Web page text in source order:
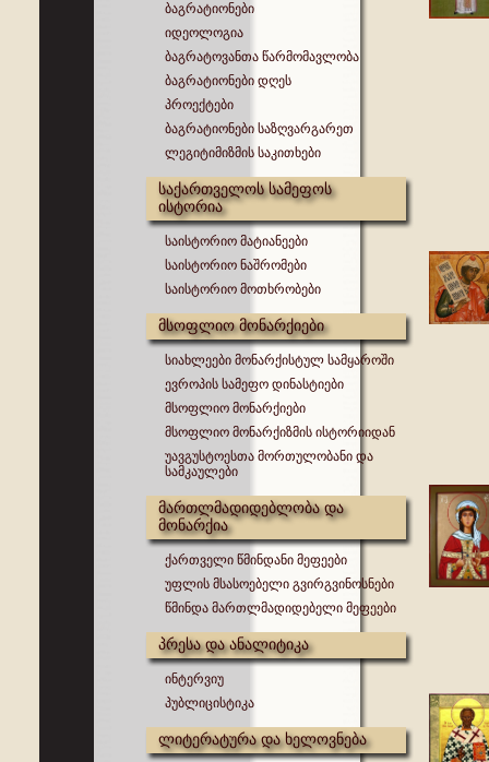
ბაგრატიონები
იდეოლოგია
ბაგრატოვანთა წარმომავლობა
ბაგრატიონები დღეს
პროექტები
ბაგრატიონები საზღვარგარეთ
ლეგიტიმიზმის საკითხები
საქართველოს სამეფოს
ისტორია
საისტორიო მატიანეები
საისტორიო ნაშრომები
საისტორიო მოთხრობები
მსოფლიო მონარქიები
სიახლეები მონარქისტულ სამყაროში
ევროპის სამეფო დინასტიები
მსოფლიო მონარქიები
მსოფლიო მონარქიზმის ისტორიიდან
უავგუსტოესთა მორთულობანი და
სამკაულები
მართლმადიდებლობა და
მონარქია
ქართველი წმინდანი მეფეები
უფლის მსასოებელი გვირგვინოსნები
წმინდა მართლმადიდებელი მეფეები
პრესა და ანალიტიკა
ინტერვიუ
პუბლიცისტიკა
ლიტერატურა და ხელოვნება